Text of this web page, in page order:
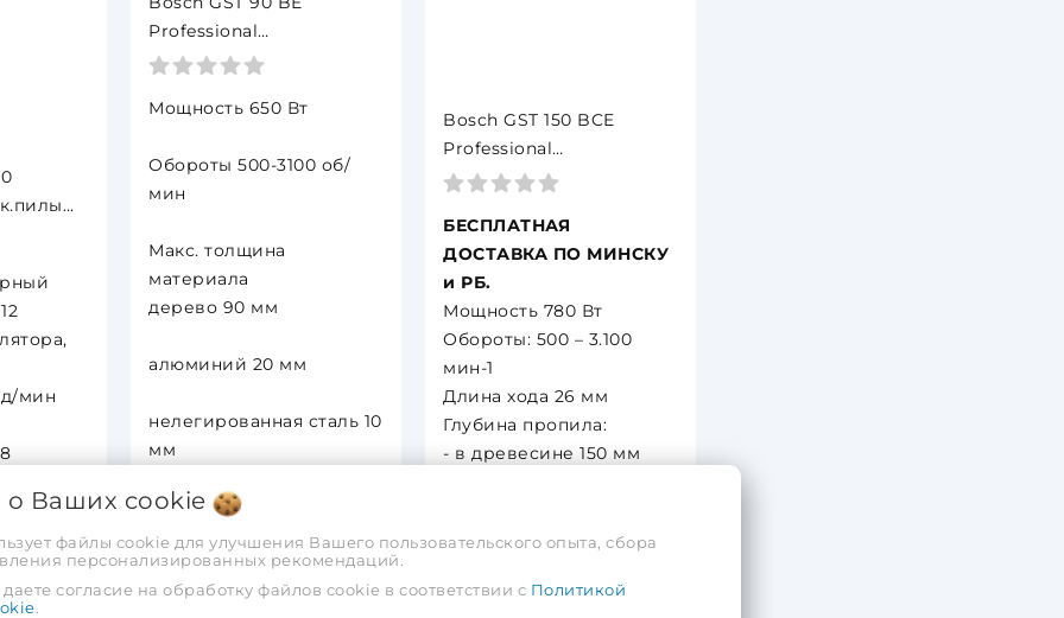
мин
в
Professional
(0.601.58F.001),
2,6 кг, картонная
Мощность 650 Вт
Обороты 500-3100 об/
мин
Макс. толщина
материала
дерево 90 мм
алюминий 20 мм
нелегированная сталь 10
мм
положения
Вес 2.6 кг
Bosch GST 150 BCE
Professional
(0.601.513.000),
чемодан
БЕСПЛАТНАЯ
ДОСТАВКА ПО МИНСКУ
и РБ.
Мощность 780 Вт
Обороты: 500 – 3.100
мин-1
Длина хода 26 мм
Глубина пропила:
- в древесине 150 мм
10 мм
Кейс
о Ваших cookie
файлы cookie для улучшения Вашего пользовательского опыта, сбора
персонализированных рекомендаций.
согласие на обработку файлов cookie в соответствии с Политикой
.